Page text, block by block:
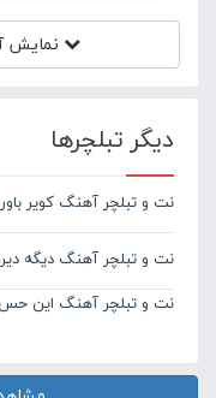
دیگر تبلچرها
نت و تبلچر آهنگ کویر
نت و تبلچر آهنگ دیگه
نت و تبلچر آهنگ این حس